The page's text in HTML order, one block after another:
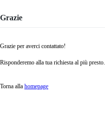
Grazie
Grazie per averci contattato!
Risponderemo alla tua richiesta al più presto.
Torna alla homepage